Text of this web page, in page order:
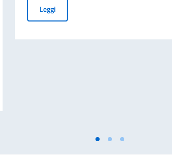
DI MARCINELLE. MESSAGGIO AI
LeggiPUBBLICAZIONE BANDO BALCANI